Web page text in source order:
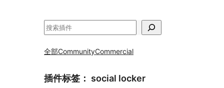
搜
全部CommunityCommercial
插件标签： social locker